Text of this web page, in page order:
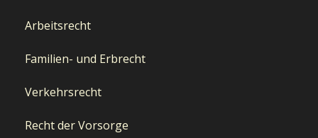
Arbeitsrecht
Familien- und Erbrecht
Verkehrsrecht
Recht der Vorsorge